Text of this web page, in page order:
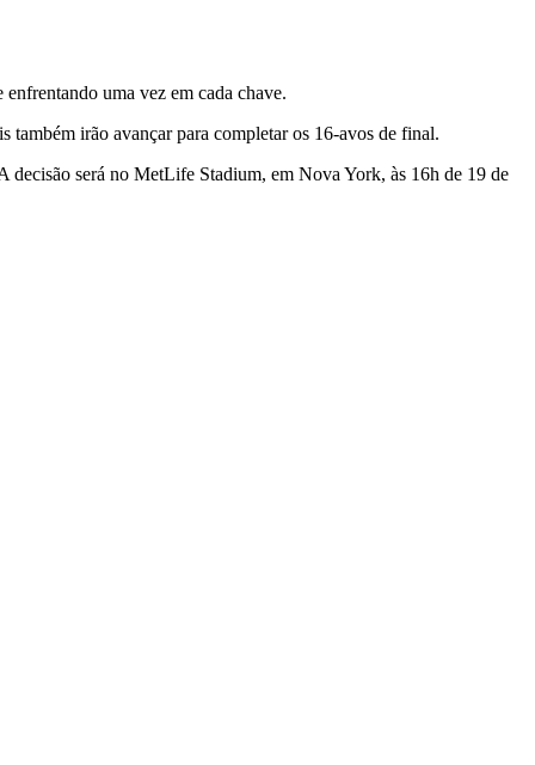
uma vez em cada chave.
também irão avançar para completar os 16-avos de final.
decisão será no MetLife Stadium, em Nova York, às 16h de 19 de